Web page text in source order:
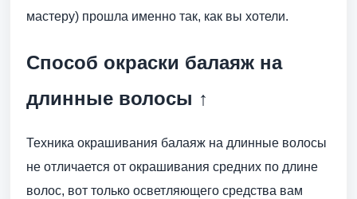
мастеру) прошла именно так, как вы хотели.
Способ окраски балаяж на
длинные волосы ↑
Техника окрашивания балаяж на длинные волосы
не отличается от окрашивания средних по длине
волос, вот только осветляющего средства вам